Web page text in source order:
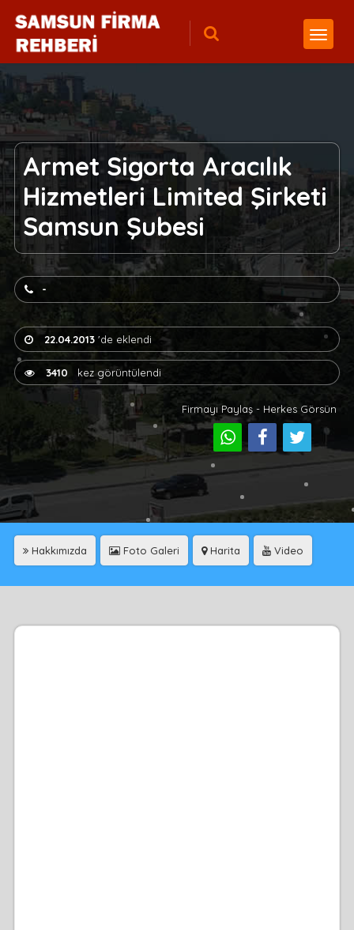
Armet Sigorta Aracılık
Hizmetleri Limited Şirketi
Samsun Şubesi
-
22.04.2013'de eklendi
3410 kez görüntülendi
Firmayı Paylaş - Herkes Görsün
Hakkımızda Foto Galeri Harita Video